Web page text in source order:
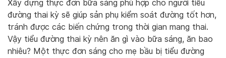
Xây dựng thực đơn bữa sáng phù hợp cho người tiểu
đường thai kỳ sẽ giúp sản phụ kiểm soát đường tốt hơn,
tránh được các biến chứng trong thời gian mang thai.
Vậy tiểu đường thai kỳ nên ăn gì vào bữa sáng, ăn bao
nhiêu? Một thực đơn sáng cho mẹ bầu bị tiểu đường